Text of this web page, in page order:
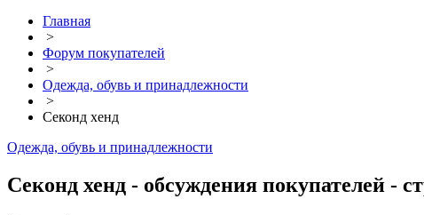
Главная
>
Форум покупателей
>
Одежда, обувь и принадлежности
>
Секонд хенд
Одежда, обувь и принадлежности
Секонд хенд - обсуждения покупателей -